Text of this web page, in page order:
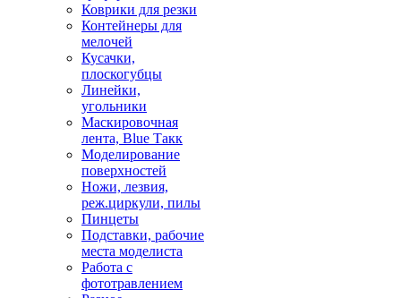
Коврики для резки
Контейнеры для
мелочей
Кусачки,
плоскогубцы
Линейки,
угольники
Маскировочная
лента, Blue Такк
Моделирование
поверхностей
Ножи, лезвия,
реж.циркули, пилы
Пинцеты
Подставки, рабочие
места моделиста
Работа с
фототравлением